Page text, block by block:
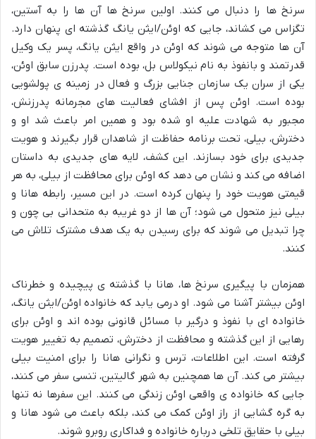
سرنخ ها را دنبال می کنند. اولین سرنخ ها آن ها را به آستین،
تگزاس می کشاند، جایی که اوئن/ایثن یانگ گذشته ای پنهان دارد.
آن ها متوجه می شوند که اوئن در واقع ایثن یانگ، پسر یک وکیل
قدرتمند و بانفوذ به نام نیکولاس بل، بوده است. پدرزن سابق اوئن،
یکی از سران یک سازمان جنایی بزرگ و فعال در زمینه ی پولشویی
بوده است. اوئن پس از افشای فعالیت های مجرمانه پدرزنش،
مجبور به شهادت علیه او شده بود و همین امر باعث شد او و
دخترش، بیلی، تحت برنامه حفاظت از شاهدان قرار بگیرند و هویت
جدیدی برای خود بسازند. این کشف، لایه های جدیدی به داستان
اضافه می کند و نشان می دهد که اوئن برای محافظت از بیلی، به هر
قیمتی هویت خود را پنهان کرده است. در این مسیر، رابطه هانا و
بیلی نیز متحول می شود؛ آن ها از دو غریبه به متحدانی بی چون و
چرا تبدیل می شوند که برای رسیدن به یک هدف مشترک تلاش می
کنند.
همزمان با پیگیری سرنخ ها، هانا با گذشته ی پیچیده و خطرناک
اوئن بیشتر آشنا می شود. او درمی یابد که خانواده اوئن/ایثن یانگ،
خانواده ای با نفوذ و درگیر با مسائل قانونی بوده اند و اوئن برای
رهایی از این گذشته و محافظت از دخترش، تصمیم به تغییر هویت
گرفته است. این اطلاعات، ترس و نگرانی هانا را برای امنیت بیلی
بیشتر می کند. آن ها همچنین به شهر گالیتین، تنسی سفر می کنند،
جایی که خانواده ی واقعی اوئن زندگی می کنند. این سفرها نه تنها
به گره گشایی از راز اوئن کمک می کند، بلکه باعث می شود هانا و
بیلی با حقایق تلخی درباره خانواده و فداکاری روبرو شوند.